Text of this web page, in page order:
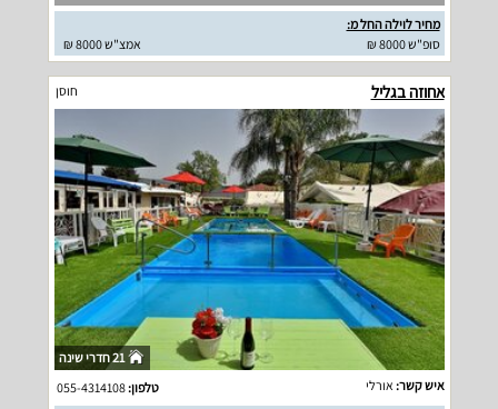
מחיר לוילה החל מ:
סופ"ש 8000 ₪
אמצ"ש 8000 ₪
אחוזה בגליל חוסן
21 חדרי שינה
איש קשר: אורלי טלפון:055-4314108